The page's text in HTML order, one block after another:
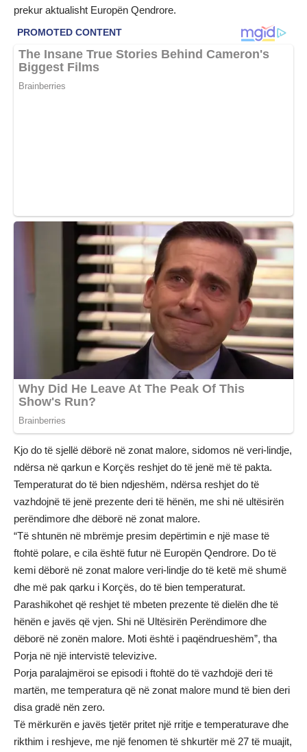
prekur aktualisht Europën Qendrore.
Kjo do të sjellë dëborë në zonat malore, sidomos në veri-lindje,
ndërsa në qarkun e Korçës reshjet do të jenë më të pakta.
Temperaturat do të bien ndjeshëm, ndërsa reshjet do të
vazhdojnë të jenë prezente deri të hënën, me shi në ultësirën
perëndimore dhe dëborë në zonat malore.
“Të shtunën në mbrëmje presim depërtimin e një mase të
ftohtë polare, e cila është futur në Europën Qendrore. Do të
kemi dëborë në zonat malore veri-lindje do të ketë më shumë
dhe më pak qarku i Korçës, do të bien temperaturat.
Parashikohet që reshjet të mbeten prezente të dielën dhe të
hënën e javës që vjen. Shi në Ultësirën Perëndimore dhe
dëborë në zonën malore. Moti është i paqëndrueshëm”, tha
Porja në një intervistë televizive.
Porja paralajmëroi se episodi i ftohtë do të vazhdojë deri të
martën, me temperatura që në zonat malore mund të bien deri
disa gradë nën zero.
Të mërkurën e javës tjetër pritet një rritje e temperaturave dhe
rikthim i reshjeve, me një fenomen të shkurtër më 27 të muajit,